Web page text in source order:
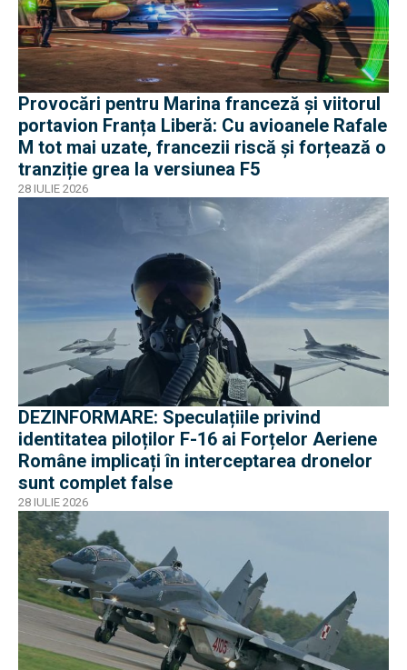
Provocări pentru Marina franceză și viitorul
portavion Franța Liberă: Cu avioanele Rafale
M tot mai uzate, francezii riscă și forțează o
tranziție grea la versiunea F5
28 IULIE 2026
DEZINFORMARE: Speculațiile privind
identitatea piloților F-16 ai Forțelor Aeriene
Române implicați în interceptarea dronelor
sunt complet false
28 IULIE 2026